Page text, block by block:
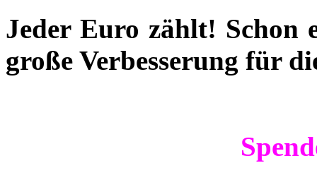
Jeder Euro zählt! Schon
große Verbesserung für